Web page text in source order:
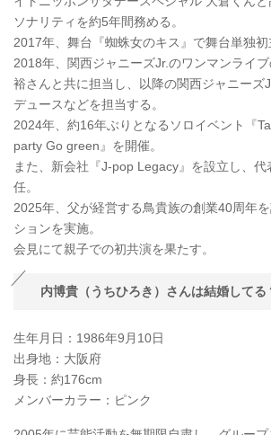
ソナリティを約5年間務める。
2017年、舞台『蜘蛛女のキス』で舞台単独初
2018年、関西ジャニーズJr.のワンマンライ
裕さんと共に担当し、以降の関西ジャニーズ
デュースなどを担当する。
2024年、約16年ぶりとなるソロイベント『
party Go green』を開催。
また、新会社『J-pop Legacy』を設立し、
任。
2025年、父が経営する鳥貴族の創業40周年
ションを実施。
会見にて親子での初共演を果たす。
内博貴（うちひろき）さんは結婚してる
生年月日：1986年9月10日
出身地：大阪府
身長：約176cm
メンバーカラー：ピンク